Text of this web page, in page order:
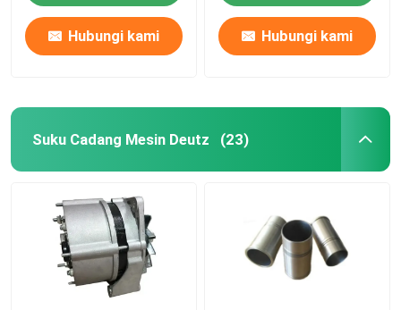
Hubungi kami Hubungi kami
Suku Cadang Mesin Deutz (23)